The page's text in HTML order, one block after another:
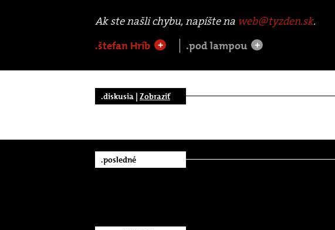
Ak ste našli chybu, napíšte na web@tyzden.sk.
.štefan Hríb
+ .pod lampou +
.diskusia | Zobraziť
.posledné